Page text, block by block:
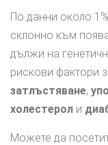
По данни около
склонно към
дължи на
рискови фактори
затлъстяване,
холестерол и
Можете да